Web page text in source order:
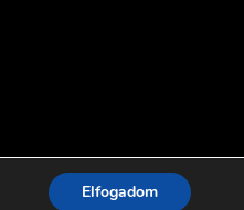
Elfogadom